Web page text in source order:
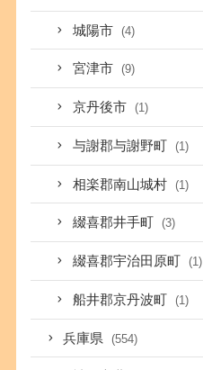
城陽市 (4)
宮津市 (9)
京丹後市 (1)
与謝郡与謝野町 (1)
相楽郡南山城村 (1)
綴喜郡井手町 (3)
綴喜郡宇治田原町 (1)
船井郡京丹波町 (1)
兵庫県 (554)